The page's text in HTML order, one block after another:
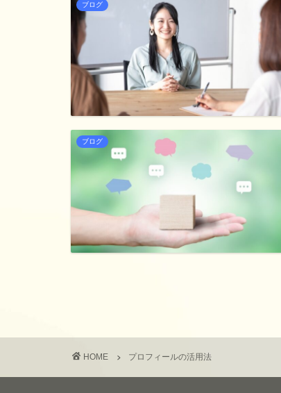
ブログ
ブログ
HOME プロフィールの活用法